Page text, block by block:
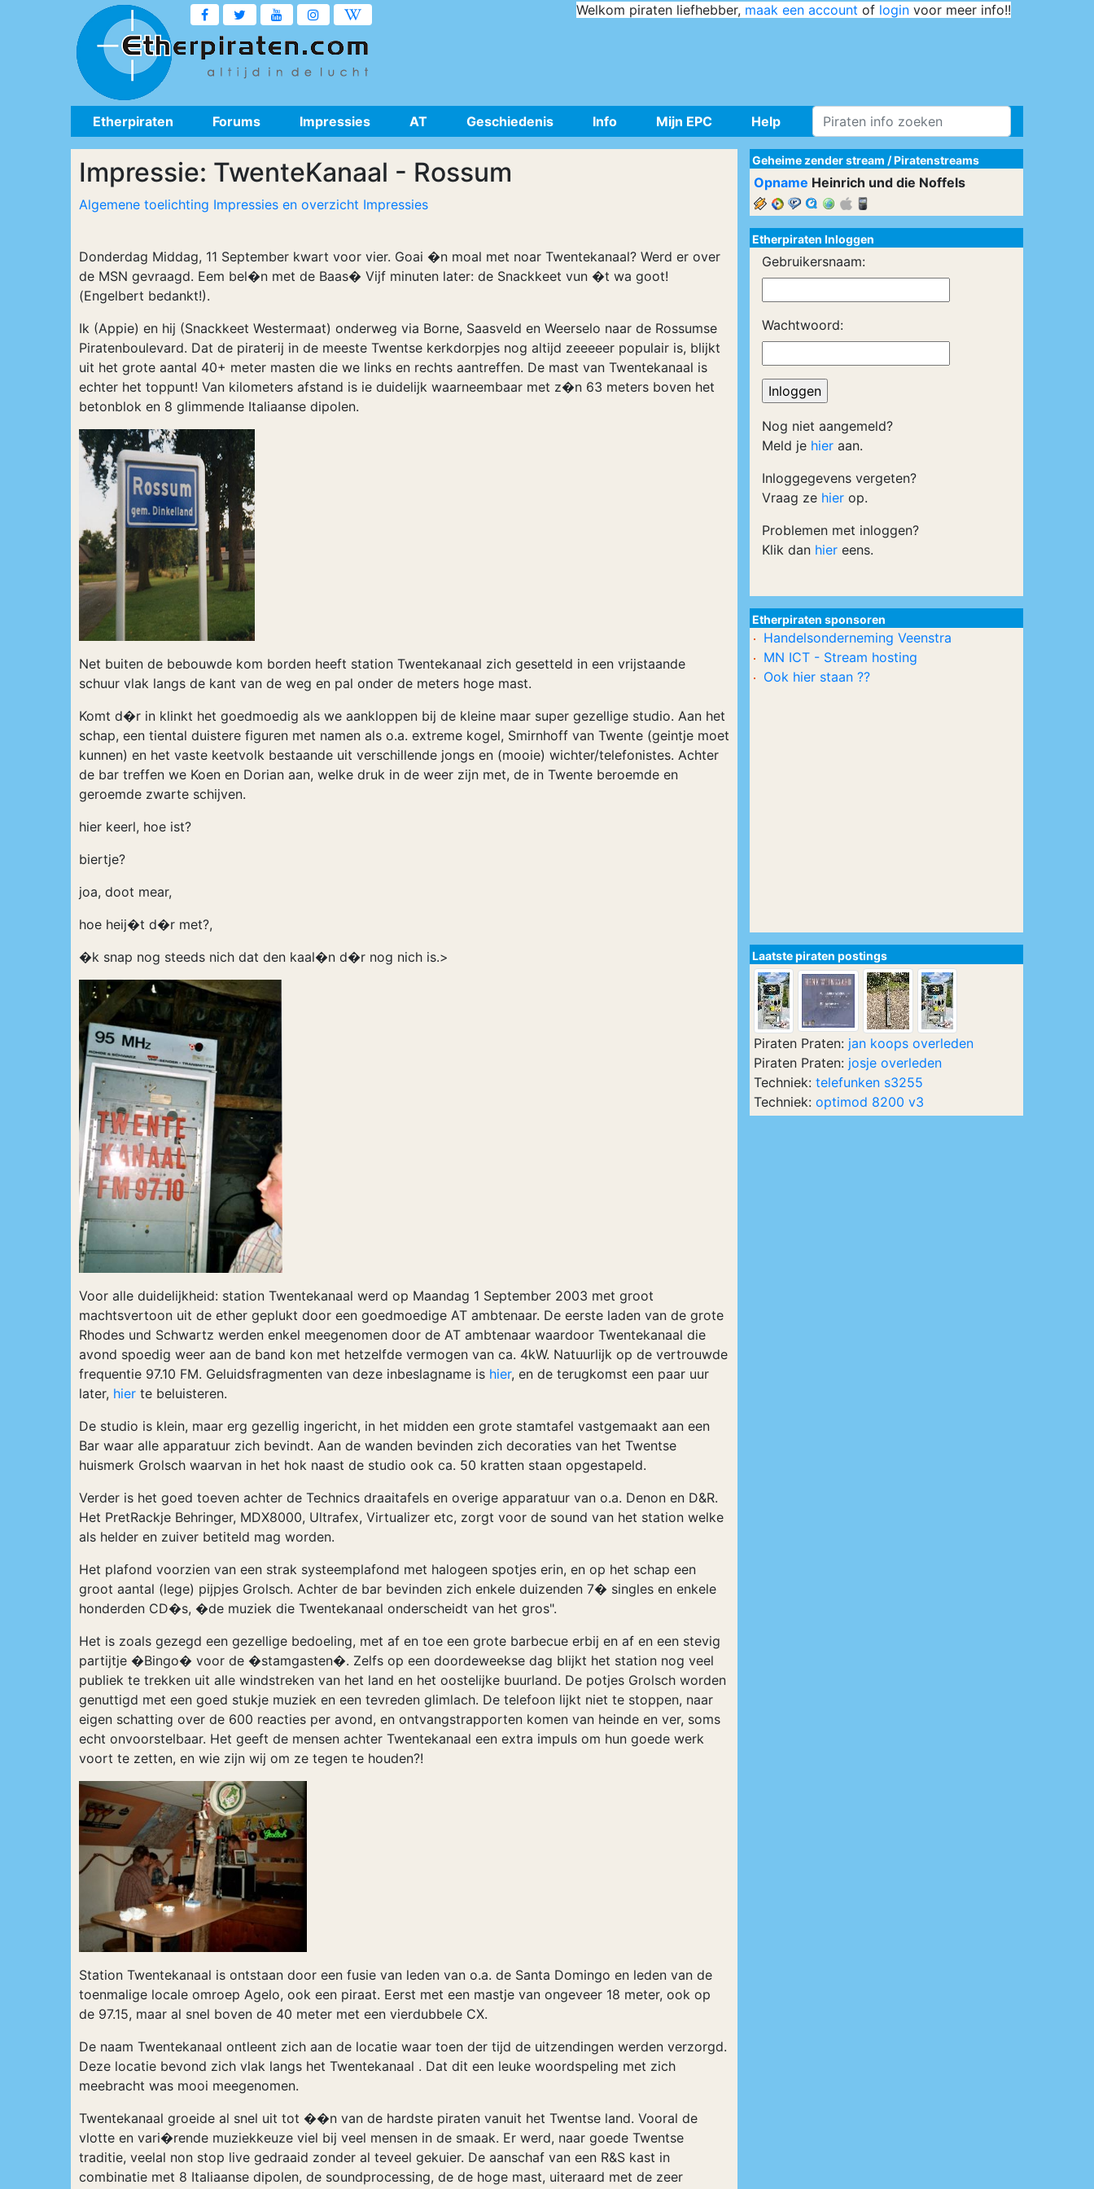
Welkom piraten liefhebber, maak een account of login voor meer info!!
Etherpiraten Forums Impressies AT Geschiedenis Info Mijn EPC Help
Impressie: TwenteKanaal - Rossum
Algemene toelichting Impressies en overzicht Impressies
Donderdag Middag, 11 September kwart voor vier. Goai �n moal met noar Twentekanaal? Werd er over
de MSN gevraagd. Eem bel�n met de Baas� Vijf minuten later: de Snackkeet vun �t wa goot!
(Engelbert bedankt!).
Ik (Appie) en hij (Snackkeet Westermaat) onderweg via Borne, Saasveld en Weerselo naar de Rossumse
Piratenboulevard. Dat de piraterij in de meeste Twentse kerkdorpjes nog altijd zeeeeer populair is, blijkt
uit het grote aantal 40+ meter masten die we links en rechts aantreffen. De mast van Twentekanaal is
echter het toppunt! Van kilometers afstand is ie duidelijk waarneembaar met z�n 63 meters boven het
betonblok en 8 glimmende Italiaanse dipolen.
Net buiten de bebouwde kom borden heeft station Twentekanaal zich gesetteld in een vrijstaande
schuur vlak langs de kant van de weg en pal onder de meters hoge mast.
Komt d�r in klinkt het goedmoedig als we aankloppen bij de kleine maar super gezellige studio. Aan het
schap, een tiental duistere figuren met namen als o.a. extreme kogel, Smirnhoff van Twente (geintje moet
kunnen) en het vaste keetvolk bestaande uit verschillende jongs en (mooie) wichter/telefonistes. Achter
de bar treffen we Koen en Dorian aan, welke druk in de weer zijn met, de in Twente beroemde en
geroemde zwarte schijven.
hier keerl, hoe ist?
biertje?
joa, doot mear,
hoe heij�t d�r met?,
�k snap nog steeds nich dat den kaal�n d�r nog nich is.>
Voor alle duidelijkheid: station Twentekanaal werd op Maandag 1 September 2003 met groot
machtsvertoon uit de ether geplukt door een goedmoedige AT ambtenaar. De eerste laden van de grote
Rhodes und Schwartz werden enkel meegenomen door de AT ambtenaar waardoor Twentekanaal die
avond spoedig weer aan de band kon met hetzelfde vermogen van ca. 4kW. Natuurlijk op de vertrouwde
frequentie 97.10 FM. Geluidsfragmenten van deze inbeslagname is hier, en de terugkomst een paar uur
later, hier te beluisteren.
De studio is klein, maar erg gezellig ingericht, in het midden een grote stamtafel vastgemaakt aan een
Bar waar alle apparatuur zich bevindt. Aan de wanden bevinden zich decoraties van het Twentse
huismerk Grolsch waarvan in het hok naast de studio ook ca. 50 kratten staan opgestapeld.
Verder is het goed toeven achter de Technics draaitafels en overige apparatuur van o.a. Denon en D&R.
Het PretRackje Behringer, MDX8000, Ultrafex, Virtualizer etc, zorgt voor de sound van het station welke
als helder en zuiver betiteld mag worden.
Het plafond voorzien van een strak systeemplafond met halogeen spotjes erin, en op het schap een
groot aantal (lege) pijpjes Grolsch. Achter de bar bevinden zich enkele duizenden 7� singles en enkele
honderden CD�s, �de muziek die Twentekanaal onderscheidt van het gros".
Het is zoals gezegd een gezellige bedoeling, met af en toe een grote barbecue erbij en af en een stevig
partijtje �Bingo� voor de �stamgasten�. Zelfs op een doordeweekse dag blijkt het station nog veel
publiek te trekken uit alle windstreken van het land en het oostelijke buurland. De potjes Grolsch worden
genuttigd met een goed stukje muziek en een tevreden glimlach. De telefoon lijkt niet te stoppen, naar
eigen schatting over de 600 reacties per avond, en ontvangstrapporten komen van heinde en ver, soms
echt onvoorstelbaar. Het geeft de mensen achter Twentekanaal een extra impuls om hun goede werk
voort te zetten, en wie zijn wij om ze tegen te houden?!
Station Twentekanaal is ontstaan door een fusie van leden van o.a. de Santa Domingo en leden van de
toenmalige locale omroep Agelo, ook een piraat. Eerst met een mastje van ongeveer 18 meter, ook op
de 97.15, maar al snel boven de 40 meter met een vierdubbele CX.
De naam Twentekanaal ontleent zich aan de locatie waar toen der tijd de uitzendingen werden verzorgd.
Deze locatie bevond zich vlak langs het Twentekanaal . Dat dit een leuke woordspeling met zich
meebracht was mooi meegenomen.
Twentekanaal groeide al snel uit tot ��n van de hardste piraten vanuit het Twentse land. Vooral de
vlotte en vari�rende muziekkeuze viel bij veel mensen in de smaak. Er werd, naar goede Twentse
traditie, veelal non stop live gedraaid zonder al teveel gekuier. De aanschaf van een R&S kast in
combinatie met 8 Italiaanse dipolen, de soundprocessing, de de hoge mast, uiteraard met de zeer
Geheime zender stream /Piratenstreams
Opname Heinrich und die Noffels
Etherpiraten Inloggen
Gebruikersnaam:
Wachtwoord:
Nog niet aangemeld?
Meld je hier aan.
Inloggegevens vergeten?
Vraag ze hier op.
Problemen met inloggen?
Klik dan hier eens.
Etherpiraten sponsoren
Handelsonderneming Veenstra
MN ICT - Stream hosting
Ook hier staan ??
Laatste piraten postings
Piraten Praten: jan koops overleden
Piraten Praten: josje overleden
Techniek: telefunken s3255
Techniek: optimod 8200 v3